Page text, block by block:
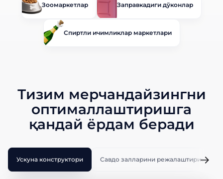
Зоомаркетлар Заправкадиги дўконлар
Спиртли ичимликлар маркетлари
Тизим мерчандайзингни
оптималлаштиришга
қандай ёрдам беради
Ускуна конструктори Савдо залларини режалаштириш